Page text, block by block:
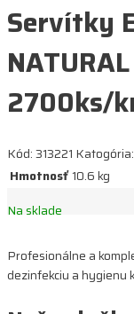
Servítky
2700ks/
Kód:313221 Katogória:
Hmotnosť10.6 kg
Na sklade
Profesionálne a
dezinfekciu a hygienu